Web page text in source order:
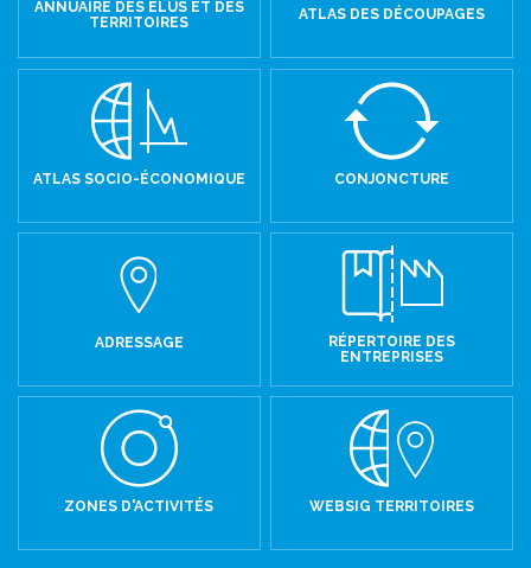
ANNUAIRE DES ÉLUS ET DES
TERRITOIRES
ATLAS DES DÉCOUPAGES
ATLAS SOCIO-ÉCONOMIQUE CONJONCTURE
ADRESSAGE
RÉPERTOIRE DES
ENTREPRISES
ZONES D'ACTIVITÉS WEBSIG TERRITOIRES